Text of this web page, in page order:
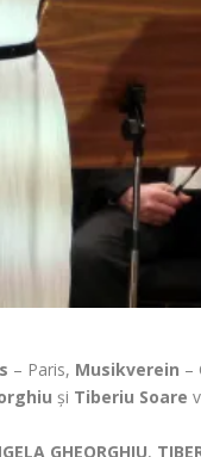
– Paris, Musikverein –
și Tiberiu Soare
GHEORGHIU,